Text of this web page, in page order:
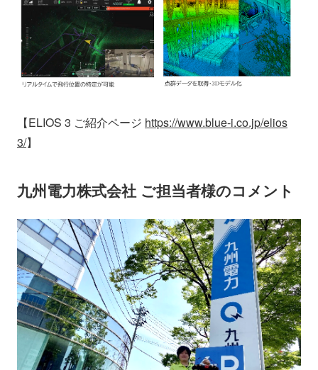
【ELIOS 3 ご紹介ページ https://www.blue-i.co.jp/elios
3/】
九州電力株式会社 ご担当者様のコメント